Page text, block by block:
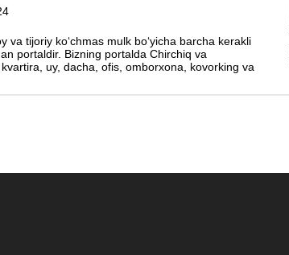
tijoriy koʻchmas mulk boʻyicha barcha kerakli
portaldir. Bizning portalda Chirchiq va
uy, dacha, ofis, omborxona, kovorking va